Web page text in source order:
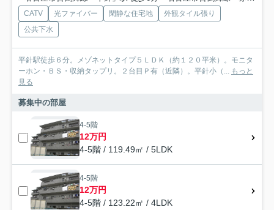
CATV 光ファイバー 閑静な住宅地
外観タイル張り
公共下水
平針駅徒歩６分。メゾネットタイプ５ＬＤＫ（約１２０平米）。モニタ
ーホン・ＢＳ・収納タップリ。２台目Ｐ有（近隣）。平針小（... もっと
見る
募集中の部屋
4-5階
12万円
4-5階 / 119.49㎡ / 5LDK
4-5階
12万円
4-5階 / 123.22㎡ / 4LDK